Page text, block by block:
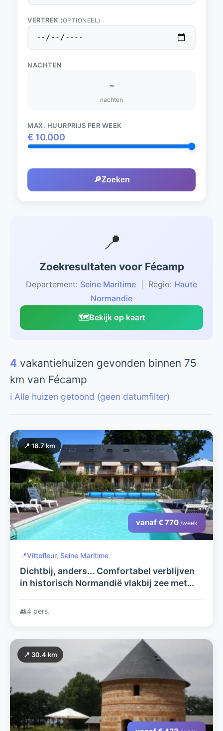
VERTREK (OPTIONEEL)
NACHTEN
-
nachten
MAX. HUURPRIJS PER WEEK
€ 10.000
🔎Zoeken
📍
Zoekresultaten voor Fécamp
Departement: Seine Maritime | Regio: Haute
Normandie
🗺️Bekijk op kaart
4 vakantiehuizen gevonden binnen 75
km van Fécamp
ℹ️ Alle huizen getoond (geen datumfilter)
📍 18.7 km
vanaf € 770 /week
📍Vittefleur, Seine Maritime
Dichtbij, anders... Comfortabel verblijven
in historisch Normandië vlakbij zee met
👥4 pers.
📍 30.4 km